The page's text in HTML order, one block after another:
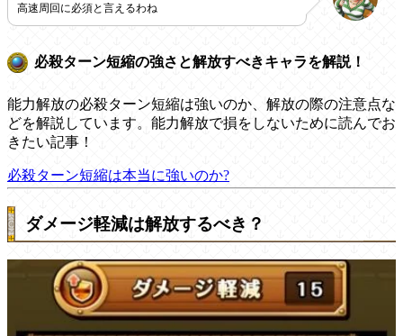
高速周回に必須と言えるわね
必殺ターン短縮の強さと解放すべきキャラを解説！
能力解放の必殺ターン短縮は強いのか、解放の際の注意点な
どを解説しています。能力解放で損をしないために読んでお
きたい記事！
必殺ターン短縮は本当に強いのか?
ダメージ軽減は解放するべき？